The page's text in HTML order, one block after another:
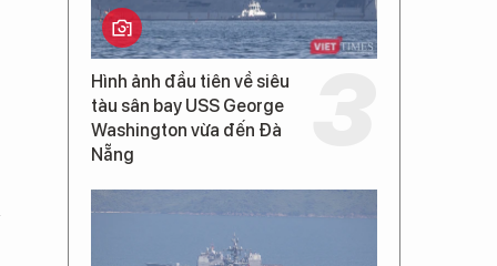
Hình ảnh đầu tiên về siêu
tàu sân bay USS George
Washington vừa đến Đà
Nẵng